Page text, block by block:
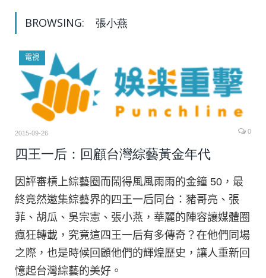
BROWSING: 張小燕
電視
2015-09-26 0
四王一后：回顧台灣綜藝黃金年代
因評審槓上綜藝圈而鬧得風風雨雨的金鐘 50，最
終竟然邀集綜藝界的四王一后同台：豬哥亮、張
菲、胡瓜、吳宗憲、張小燕，華麗的陣容讓媒體圈
瘋狂轉載，究竟這四王一后有多傳奇？在他們同場
之際，也是時候回顧他們的輝煌歷史，讓人重新回
憶起台灣綜藝的美好。